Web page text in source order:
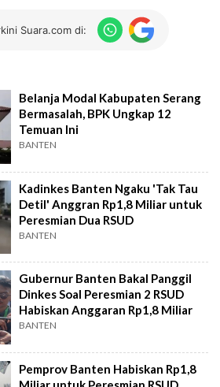
Suara.com di:
Belanja Modal Kabupaten Serang
Bermasalah, BPK Ungkap 12
Temuan Ini
BANTEN
Kadinkes Banten Ngaku 'Tak Tau
Detil' Anggran Rp1,8 Miliar untuk
Peresmian Dua RSUD
BANTEN
Gubernur Banten Bakal Panggil
Dinkes Soal Peresmian 2 RSUD
Habiskan Anggaran Rp1,8 Miliar
BANTEN
Pemprov Banten Habiskan Rp1,8